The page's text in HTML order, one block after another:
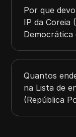
Por que
IP da Coreia
Democrática
Quantos
na Lista de
(República